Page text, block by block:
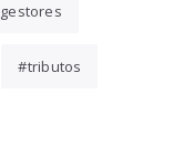
gestores
tributos